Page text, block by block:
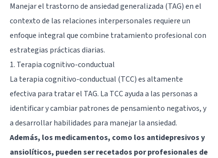
Manejar el trastorno de ansiedad generalizada (TAG) en el
contexto de las relaciones interpersonales requiere un
enfoque integral que combine tratamiento profesional con
estrategias prácticas diarias.
1. Terapia cognitivo-conductual
La terapia cognitivo-conductual (TCC) es altamente
efectiva para tratar el TAG. La TCC ayuda a las personas a
identificar y cambiar patrones de pensamiento negativos, y
a desarrollar habilidades para manejar la ansiedad.
Además, los medicamentos, como los antidepresivos y
ansiolíticos, pueden ser recetados por profesionales de